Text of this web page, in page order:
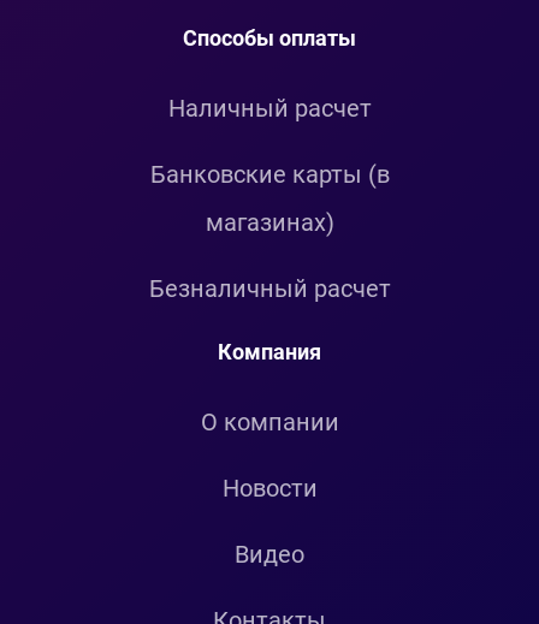
Способы оплаты
Наличный расчет
Банковские карты (в
магазинах)
Безналичный расчет
Компания
О компании
Новости
Видео